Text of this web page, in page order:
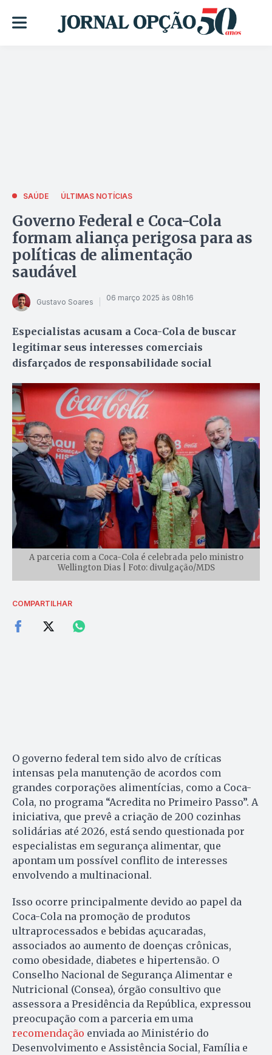
SAÚDE ÚLTIMAS NOTÍCIAS
Governo Federal e Coca-Cola
formam aliança perigosa para as
políticas de alimentação
saudável
Gustavo Soares 06 março 2025 às 08h16
Especialistas acusam a Coca-Cola de buscar
legitimar seus interesses comerciais
disfarçados de responsabilidade social
A parceria com a Coca-Cola é celebrada pelo ministro
Wellington Dias | Foto: divulgação/MDS
COMPARTILHAR
O governo federal tem sido alvo de críticas
intensas pela manutenção de acordos com
grandes corporações alimentícias, como a Coca-
Cola, no programa “Acredita no Primeiro Passo”. A
iniciativa, que prevê a criação de 200 cozinhas
solidárias até 2026, está sendo questionada por
especialistas em segurança alimentar, que
apontam um possível conflito de interesses
envolvendo a multinacional.
Isso ocorre principalmente devido ao papel da
Coca-Cola na promoção de produtos
ultraprocessados e bebidas açucaradas,
associados ao aumento de doenças crônicas,
como obesidade, diabetes e hipertensão. O
Conselho Nacional de Segurança Alimentar e
Nutricional (Consea), órgão consultivo que
assessora a Presidência da República, expressou
preocupação com a parceria em uma
recomendação enviada ao Ministério do
Desenvolvimento e Assistência Social, Família e